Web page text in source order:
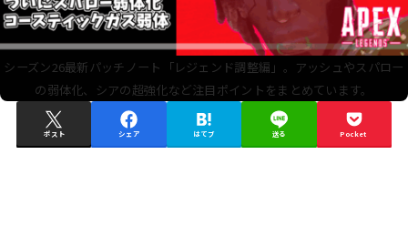
シーズン26最新パッチノート「レジェンド調整編」。アッシュやスパロー
の弱体化、シアの超強化など注目ポイントをまとめています。
ポスト シェア はてブ 送る Pocket